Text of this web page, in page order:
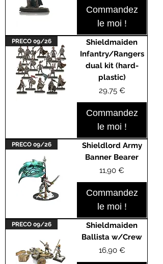
Commandez
le moi !
PRECO 09/26
Shieldmaiden
Infantry/Rangers
dual kit (hard-
plastic)
Prix
29,75 €
Commandez
le moi !
PRECO 09/26
Shieldlord Army
Banner Bearer
Prix
11,90 €
Commandez
le moi !
PRECO 09/26
Shieldmaiden
Ballista w/Crew
Prix
16,90 €